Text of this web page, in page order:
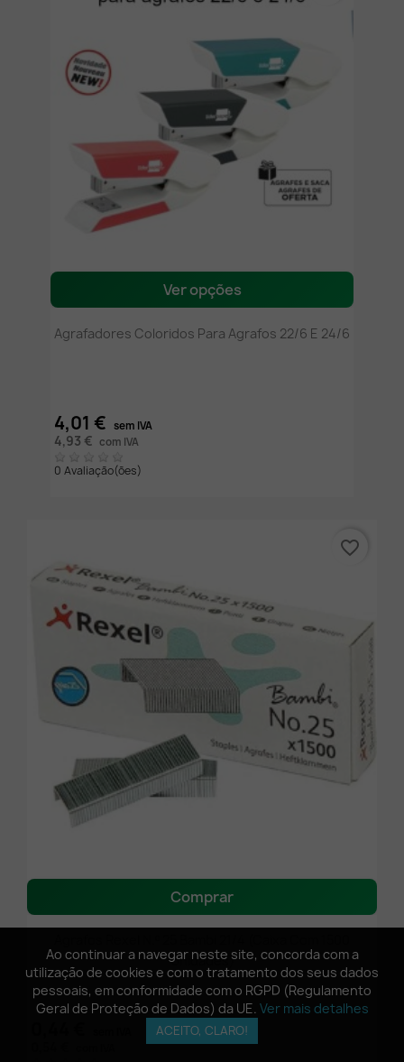
Ao continuar a navegar neste site, concorda com a
utilização de cookies e com o tratamento dos seus dados
pessoais, em conformidade com o RGPD (Regulamento
Geral de Proteção de Dados) da UE. Ver mais detalhes
ACEITO, CLARO!
Ver opções
Agrafadores Coloridos Para Agrafos 22/6 E 24/6
4,01 € sem IVA
4,93 € com IVA
0 Avaliação(ões)
Comprar
Unidades)
favorite_border
Ao continuar a navegar neste site, concorda com a
utilização de cookies e com o tratamento dos seus dados
pessoais, em conformidade com o RGPD (Regulamento
Geral de Proteção de Dados) da UE. Ver mais detalhes
ACEITO, CLARO!